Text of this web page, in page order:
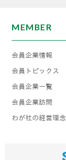
MEMBER
会員企業情報
会員トピックス
会員企業一覧
会員企業訪問
わが社の経営理念